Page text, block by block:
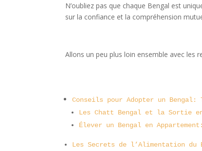
N’oubliez pas que chaque Bengal est
sur la confiance et la compréhension
Allons un peu plus loin ensemble avec les
Conseils pour Adopter un Bengal:
Les Chatt Bengal et la Sortie
Élever un Bengal en
Les Secrets de l’Alimentation du